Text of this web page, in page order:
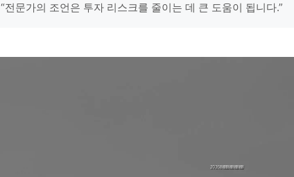
“전문가의 조언은 투자 리스크를 줄이는 데 큰 도움이 됩니다.”